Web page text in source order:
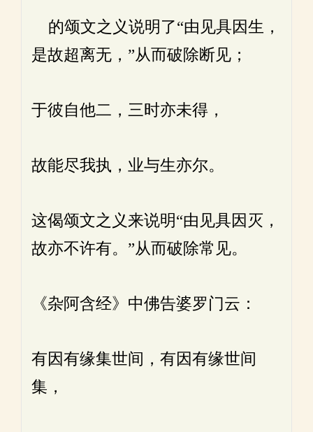
的颂文之义说明了“由见具因生，
是故超离无，”从而破除断见；
于彼自他二，三时亦未得，
故能尽我执，业与生亦尔。
这偈颂文之义来说明“由见具因灭，
故亦不许有。”从而破除常见。
《杂阿含经》中佛告婆罗门云：
有因有缘集世间，有因有缘世间
集，